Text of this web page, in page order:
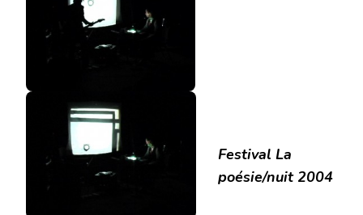
Festival La
poésie/nuit 2004